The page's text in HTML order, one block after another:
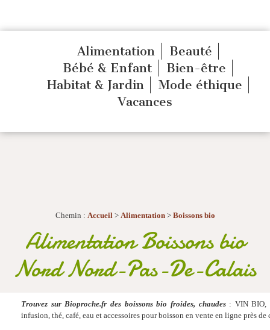
Alimentation
Beauté
Bébé & Enfant
Bien-être
Habitat & Jardin
Mode éthique
Vacances
Chemin : Accueil> Alimentation > Boissons bio
Alimentation Boissons bio
Nord Nord-Pas-De-Calais
Trouvez sur Bioproche.fr des boissons bio froides, chaudes : VIN BIO,
infusion, thé, café, eau et accessoires pour boisson en vente en ligne près